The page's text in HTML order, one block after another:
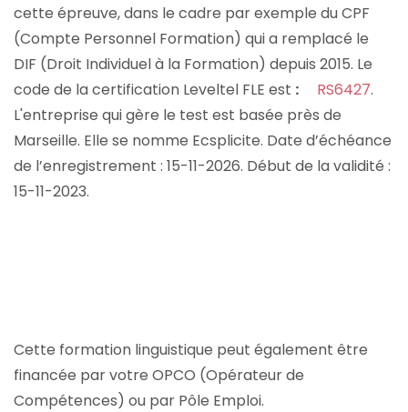
cette épreuve, dans le cadre par exemple du CPF
(Compte Personnel Formation) qui a remplacé le
DIF (Droit Individuel à la Formation) depuis 2015. Le
code de la certification Leveltel FLE est : RS6427.
L'entreprise qui gère le test est basée près de
Marseille. Elle se nomme Ecsplicite. Date d’échéance
de l’enregistrement : 15-11-2026. Début de la validité :
15-11-2023.
Cette formation linguistique peut également être
financée par votre OPCO (Opérateur de
Compétences) ou par Pôle Emploi.